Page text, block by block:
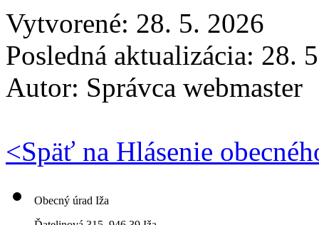
Vytvorené: 28. 5. 2026
Posledná aktualizácia: 28.
Autor: Správca webmaster
<Späť na Hlásenie
Obecný úrad Iža